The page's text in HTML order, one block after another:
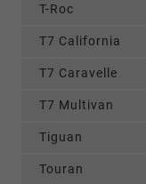
T-Roc
T7 California
T7 Caravelle
T7 Multivan
Tiguan
Touran